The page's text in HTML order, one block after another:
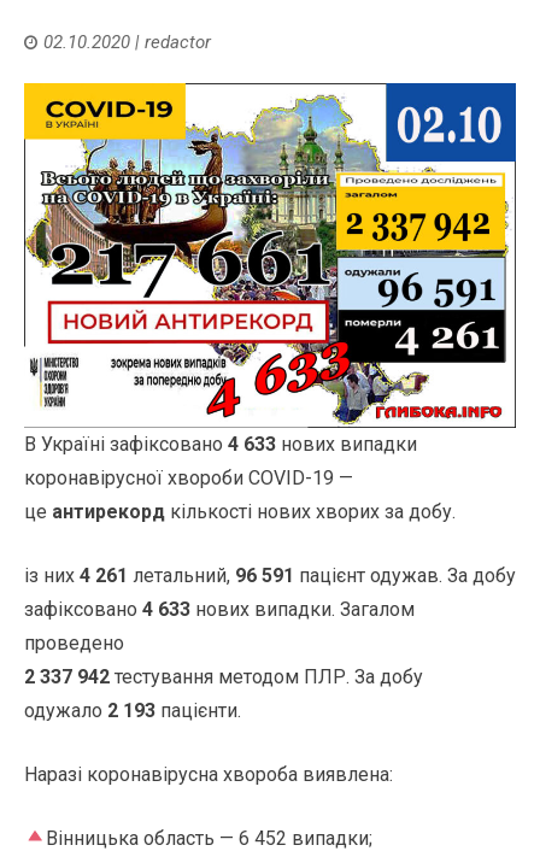
02.10.2020 | redactor
В Україні зафіксовано 4 633 нових випадки
коронавірусної хвороби COVID-19 —
це антирекорд кількості нових хворих за добу.
із них 4 261 летальний, 96 591 пацієнт одужав. За добу
зафіксовано 4 633 нових випадки. Загалом
проведено
2 337 942 тестування методом ПЛР. За добу
одужало 2 193 пацієнти.
Наразі коронавірусна хвороба виявлена:
Вінницька область — 6 452 випадки;